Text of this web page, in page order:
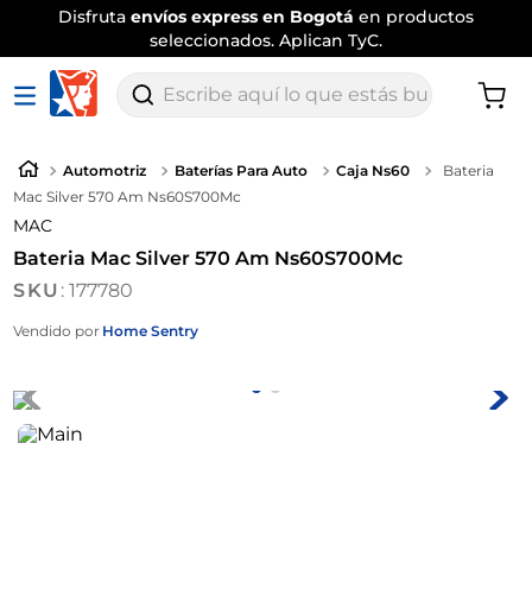
Disfruta envíos express en Bogotá en productos
seleccionados. Aplican TyC.
Escribe aquí lo que estás buscando
Automotriz Baterías Para Auto Caja Ns60
Bateria
Mac Silver 570 Am Ns60S700Mc
MAC
Bateria Mac Silver 570 Am Ns60S700Mc
:177780
Vendido por Home Sentry